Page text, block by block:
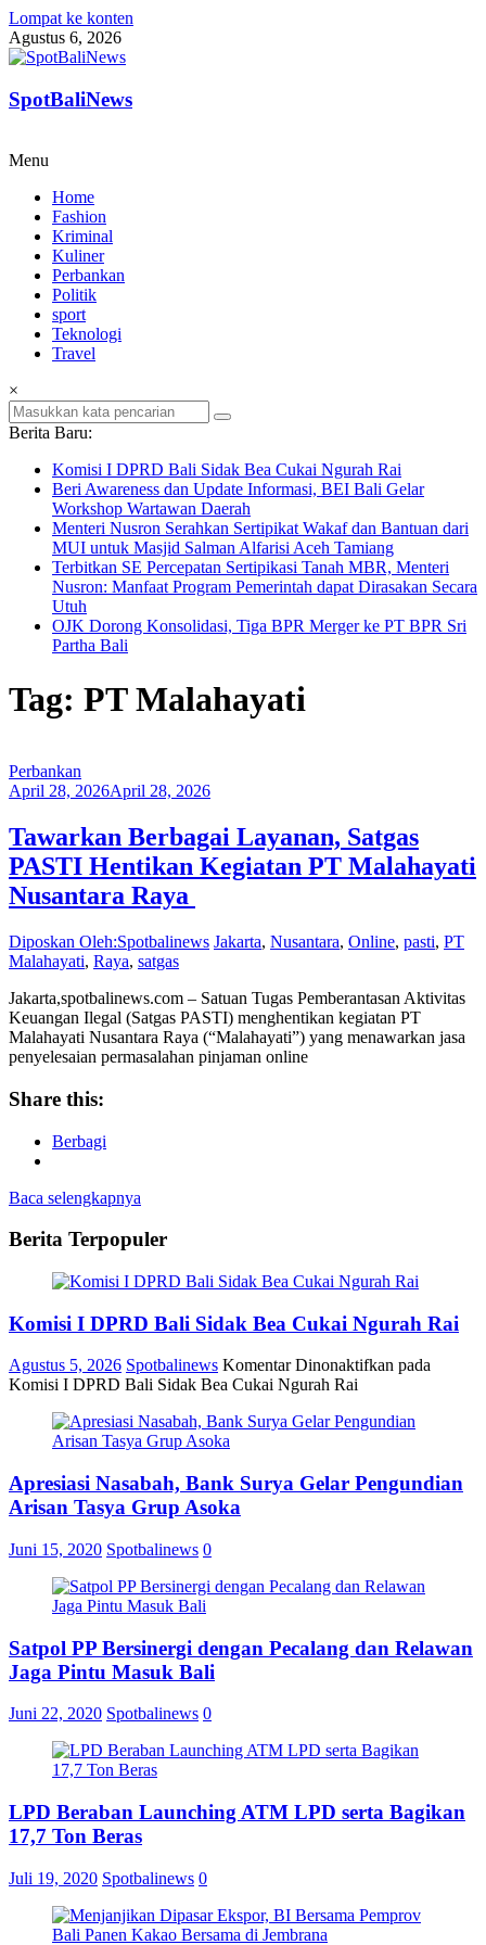
Lompat ke konten
Agustus 6, 2026
SpotBaliNews
Menu
Home
Fashion
Kriminal
Kuliner
Perbankan
Politik
sport
Teknologi
Travel
×
Berita Baru:
Komisi I DPRD Bali Sidak Bea Cukai Ngurah Rai
Beri Awareness dan Update Informasi, BEI Bali Gelar
Workshop Wartawan Daerah
Menteri Nusron Serahkan Sertipikat Wakaf dan Bantuan dari
MUI untuk Masjid Salman Alfarisi Aceh Tamiang
Terbitkan SE Percepatan Sertipikasi Tanah MBR, Menteri
Nusron: Manfaat Program Pemerintah dapat Dirasakan Secara
Utuh
OJK Dorong Konsolidasi, Tiga BPR Merger ke PT BPR Sri
Partha Bali
Tag: PT Malahayati
Perbankan
April 28, 2026April 28, 2026
Tawarkan Berbagai Layanan, Satgas
PASTI Hentikan Kegiatan PT Malahayati
Nusantara Raya
Diposkan Oleh:Spotbalinews Jakarta, Nusantara, Online, pasti, PT
Malahayati, Raya, satgas
Jakarta,spotbalinews.com – Satuan Tugas Pemberantasan Aktivitas
Keuangan Ilegal (Satgas PASTI) menghentikan kegiatan PT
Malahayati Nusantara Raya (“Malahayati”) yang menawarkan jasa
penyelesaian permasalahan pinjaman online
Share this:
Berbagi
Baca selengkapnya
Berita Terpopuler
Komisi I DPRD Bali Sidak Bea Cukai Ngurah Rai
Agustus 5, 2026 Spotbalinews Komentar Dinonaktifkan pada
Komisi I DPRD Bali Sidak Bea Cukai Ngurah Rai
Apresiasi Nasabah, Bank Surya Gelar Pengundian
Arisan Tasya Grup Asoka
Juni 15, 2020 Spotbalinews 0
Satpol PP Bersinergi dengan Pecalang dan Relawan
Jaga Pintu Masuk Bali
Juni 22, 2020 Spotbalinews 0
LPD Beraban Launching ATM LPD serta Bagikan
17,7 Ton Beras
Juli 19, 2020 Spotbalinews 0